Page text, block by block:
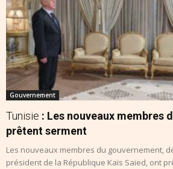
Gouvernement
Tunisie : Les nouveaux membres
prêtent serment
Les nouveaux membres du gouvernement,
président de la République Kaïs Saïed, ont